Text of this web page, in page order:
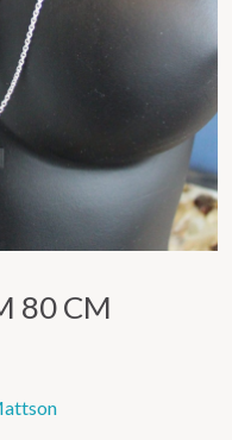
80 CM